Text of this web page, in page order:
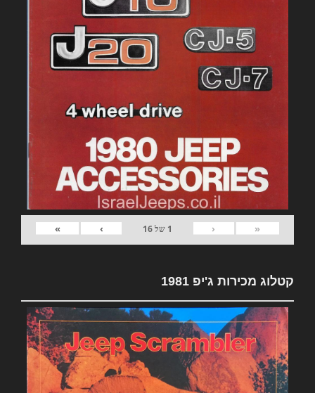
«
‹
1 של16
›
»
קטלוג מכירות ג'יפ 1981